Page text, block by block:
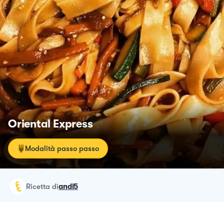
Oriental Express
Modalità passo passo
ricetta diandi5